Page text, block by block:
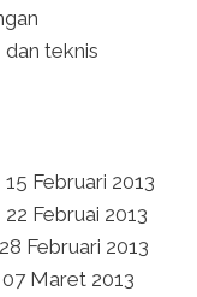
dan teknis
Februari 2013
Februai 2013
Februari 2013
Maret 2013